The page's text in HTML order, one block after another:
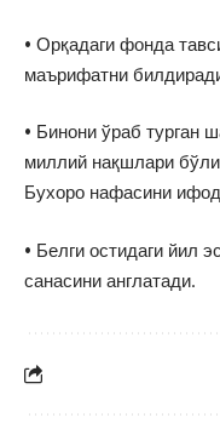
• Орқадаги фонда
маърифатни
• Бинони ўраб турган
миллий нақшлари
Бухоро нафасини
• Белги остидаги йил
санасини англатади.